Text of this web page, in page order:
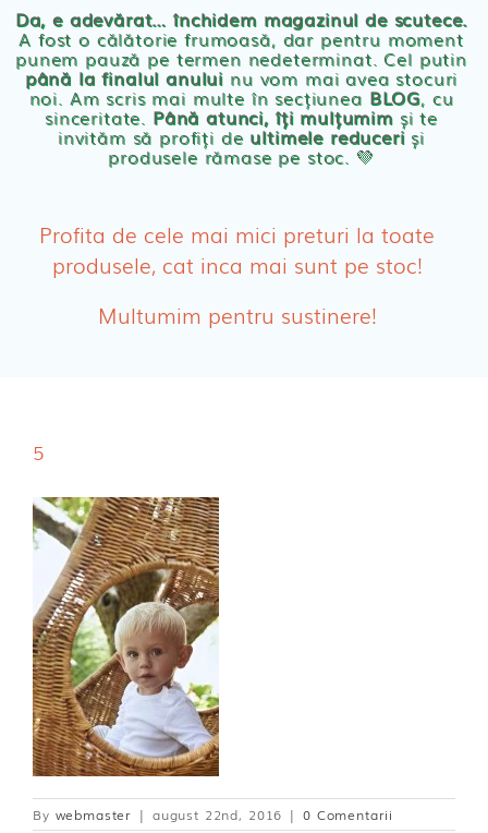
Servetele umede ecologice
Cosmetice BEBE
Olita Bio Naty
PRODUSE FEMEI
Absorbante Post-Natale
Absorbante Incontinenta Urinara
Da, e adevărat… închidem magazinul de scutece.
A fost o călătorie frumoasă, dar pentru moment
punem pauză pe termen nedeterminat. Cel putin
până la finalul anului nu vom mai avea stocuri
noi. Am scris mai multe în secțiunea BLOG, cu
sinceritate. Până atunci, îți mulțumimși te
invităm să profiți de ultimele reduceriși
produsele rămase pe stoc. 💛
Profita de cele mai mici preturi la toate
produsele, cat inca mai sunt pe stoc!
Multumim pentru sustinere!
5
By webmaster | august 22nd, 2016 | 0 Comentarii